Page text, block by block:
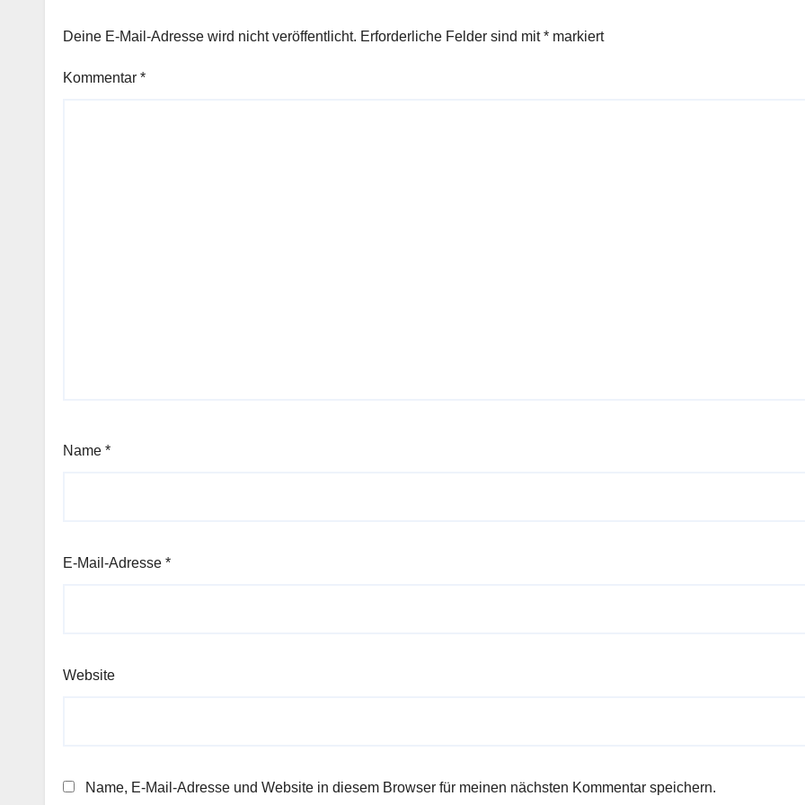
Deine E-Mail-Adresse wird nicht veröffentlicht. Erforderliche Felder sind mit* markiert
Kommentar *
Name *
E-Mail-Adresse *
Website
Name, E-Mail-Adresse und Website in diesem Browser für meinen nächsten Kommentar speichern.